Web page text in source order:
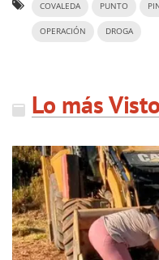
COVALEDA PUNTO
OPERACIÓN DROGA
Lo más Visto